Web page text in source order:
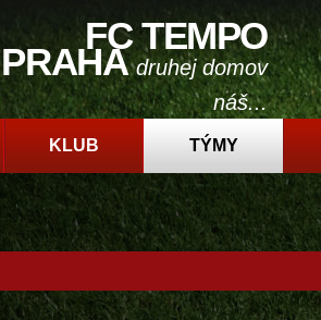
FC TEMPO
PRAHAdruhej domov
náš...
KLUB TÝMY